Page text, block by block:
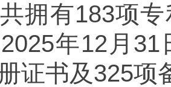
拥有183项
年12月
证书及325项